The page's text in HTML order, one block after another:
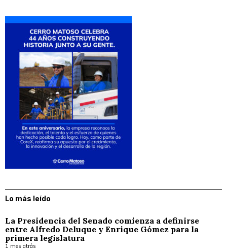
Lo más leído
La Presidencia del Senado comienza a definirse
entre Alfredo Deluque y Enrique Gómez para la
primera legislatura
1 mes atrás